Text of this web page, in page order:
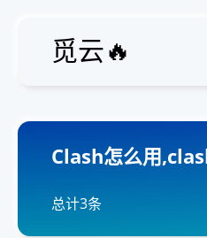
觅云🔥
Clash怎么用
总计3条